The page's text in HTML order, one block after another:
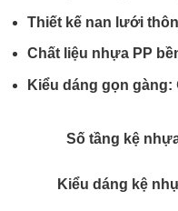
Thiết kế nan lưới
Chất liệu nhựa PP
Kiểu dáng gọn gàng:
Số tầng kệ
Kiểu dáng kệ